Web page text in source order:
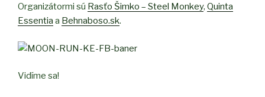
Organizátormi sú Rasťo Šimko – Steel Monkey, Quinta
Essentia a Behnaboso.sk.
Vidíme sa!